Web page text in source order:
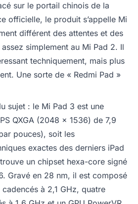
sur le portail chinois de la
officielle, le produit s’appelle Mi
différent des attentes et des
simplement au Mi Pad 2. Il
techniquement, mais plus
Une sorte de « Redmi Pad »
sujet : le Mi Pad 3 est une
QXGA (2048 x 1536) de 7,9
pouces), soit les
exactes des derniers iPad
un chipset hexa-core signé
Gravé en 28 nm, il est composé
à 2,1 GHz, quatre